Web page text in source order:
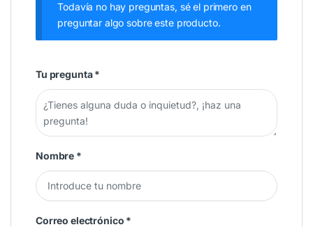
Todavía no hay preguntas, sé el primero en
preguntar algo sobre este producto.
Tu pregunta*
Nombre *
Correo electrónico *